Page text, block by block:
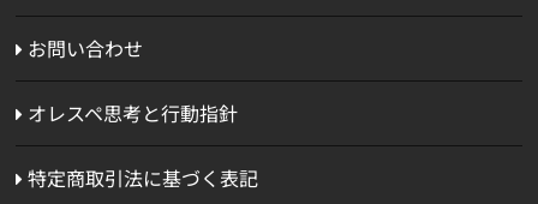
お問い合わせ
オレスペ思考と行動指針
特定商取引法に基づく表記